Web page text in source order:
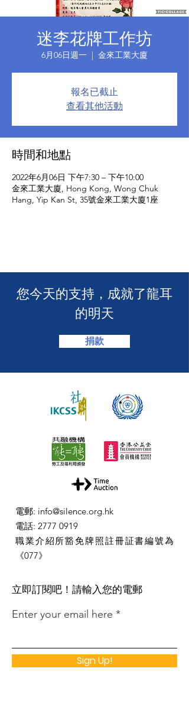
迷李花牌工作坊
6月06日週一
  |
金來工業大廈
報名已截止
查看其他活動
時間和地點
2022年6月06日 下午7:30 – 下午10:00
金來工業大廈, Hong Kong, Wong Chuk
Hang, Yip Kan St, 35號金來工業大廈1座
​您今天的支持，成就了龍耳
的明天
捐款
電郵: info@silence.org.hk
電話: 2777 0919
職業介紹所豁免牌照註冊証書編號為
《077》
​立即訂閱吧！請輸入您的電郵
Enter your email here
Sign Up!